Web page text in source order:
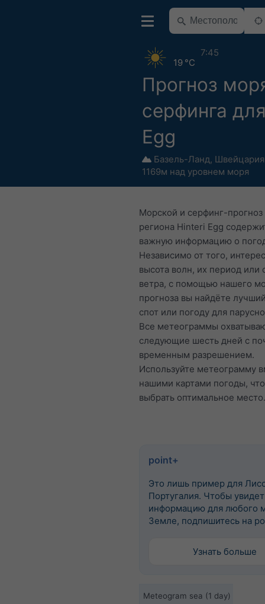
Прогноз
серфинга
Egg
Базель-Ланд, Швейцария
1169м над уровнем моря
19 °C
7:45
Морской и серфинг-прогноз
региона Hinteri Egg
важную информацию о
Независимо от того,
высота волн, их период или
ветра, с помощью нашего
прогноза вы найдёте
спот или погоду для
Все метеограммы
следующие шесть дней с
временным разрешением.
Используйте метеограмму
нашими картами погоды,
выбрать оптимальное место.
point+
Это лишь пример для
Португалия. Чтобы
информацию для любого
Земле, подпишитесь на
Узнать больше
Meteogram sea (1 day)